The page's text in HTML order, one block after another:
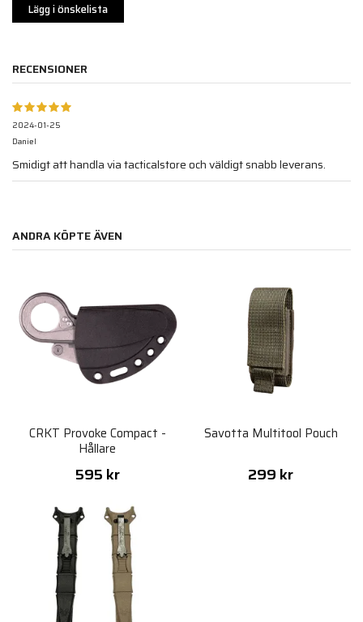
Lägg i önskelista
RECENSIONER
2024-01-25
Daniel
Smidigt att handla via tacticalstore och väldigt snabb leverans.
ANDRA KÖPTE ÄVEN
CRKT Provoke Compact -
Hållare
595 kr
Savotta Multitool Pouch
299 kr